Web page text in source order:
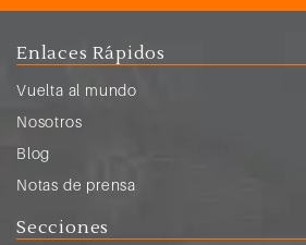
Enlaces Rápidos
Vuelta al mundo
Nosotros
Blog
Notas de prensa
Secciones